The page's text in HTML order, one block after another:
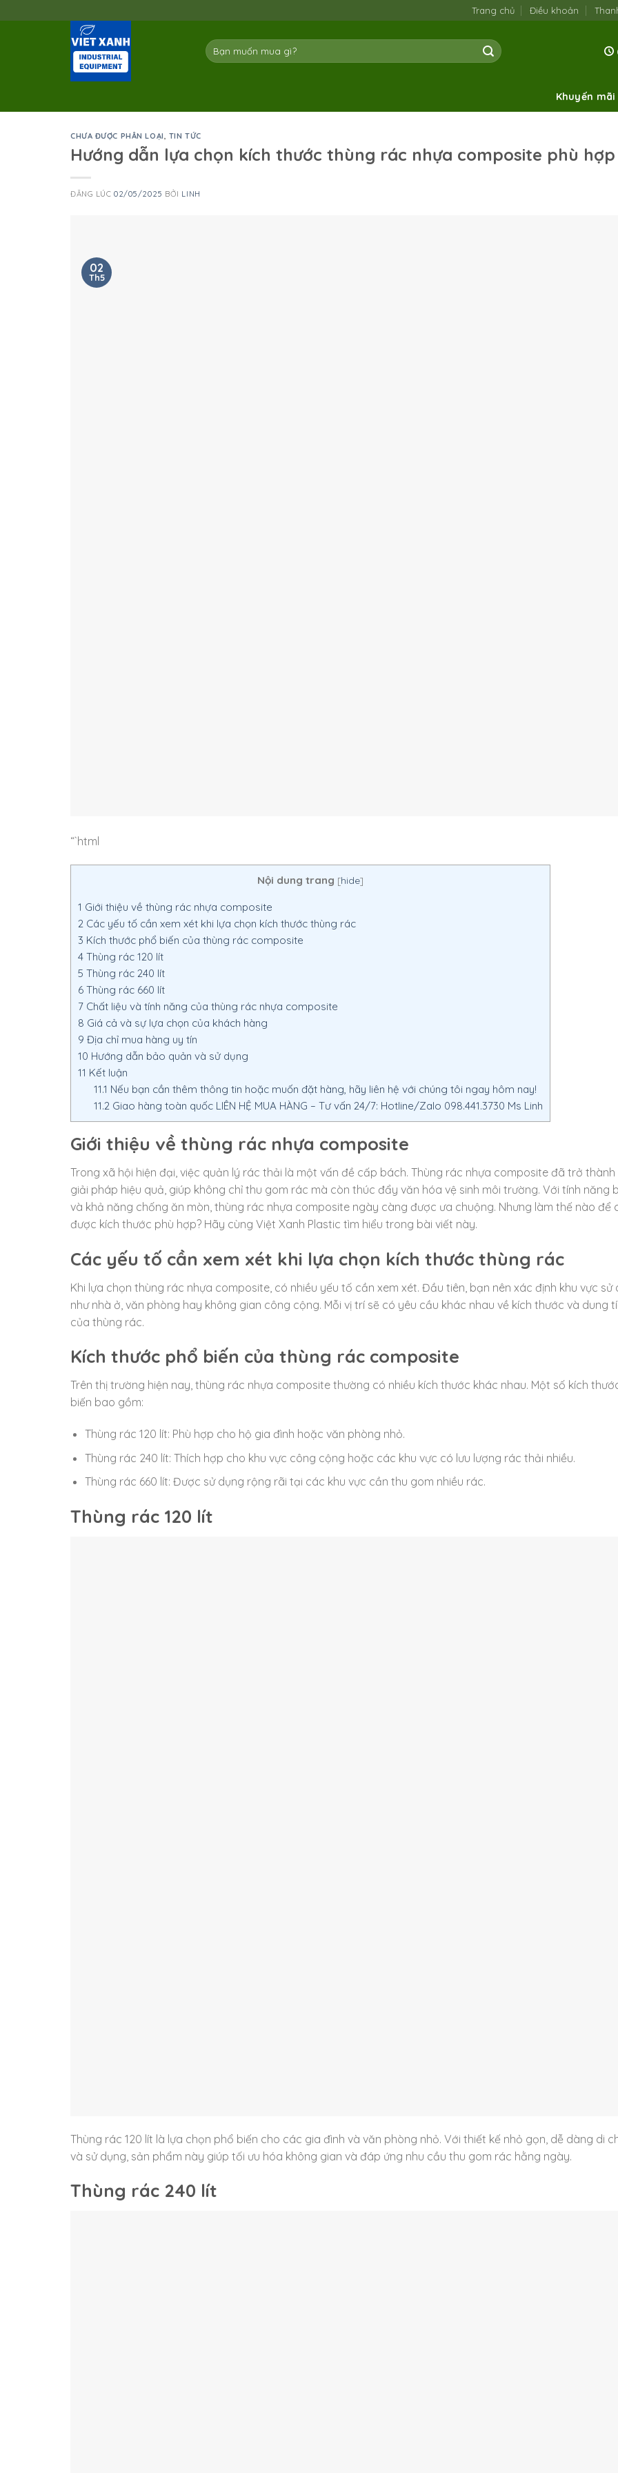
to
Trang chủ Điều khoản
Tìm
kiếm:
Khuyến mãi
CHƯA ĐƯỢC PHÂN LOẠI, TIN TỨC
Hướng dẫn lựa chọn kích thước thùng rác nhựa composite phù hợp
ĐĂNG LÚC02/05/2025 BỞI LINH
02
Th5
“`html
Nội dung trang [hide]
1 Giới thiệu về thùng rác nhựa composite
2 Các yếu tố cần xem xét khi lựa chọn kích thước thùng rác
3 Kích thước phổ biến của thùng rác composite
4 Thùng rác 120 lít
5 Thùng rác 240 lít
6 Thùng rác 660 lít
7 Chất liệu và tính năng của thùng rác nhựa composite
8 Giá cả và sự lựa chọn của khách hàng
9 Địa chỉ mua hàng uy tín
10 Hướng dẫn bảo quản và sử dụng
11 Kết luận
11.1 Nếu bạn cần thêm thông tin hoặc muốn đặt hàng, hãy liên hệ với chúng tôi ngay hôm nay!
11.2Giao hàng toàn quốc LIÊN HỆ MUA HÀNG – Tư vấn 24/7: Hotline/Zalo 098.441.3730 Ms Linh
Giới thiệu về thùng rác nhựa composite
Trong xã hội hiện đại, việc quản lý rác thải là một vấn đề cấp bách. Thùng rác nhựa composite đã trở
giải pháp hiệu quả, giúp không chỉ thu gom rác mà còn thúc đẩy văn hóa vệ sinh môi trường. Với tính năng
và khả năng chống ăn mòn, thùng rác nhựa composite ngày càng được ưa chuộng. Nhưng làm thế nào để
được kích thước phù hợp? Hãy cùng Việt Xanh Plastic tìm hiểu trong bài viết này.
Các yếu tố cần xem xét khi lựa chọn kích thước thùng rác
Khi lựa chọn thùng rác nhựa composite, có nhiều yếu tố cần xem xét. Đầu tiên, bạn nên xác định khu vực sử
như nhà ở, văn phòng hay không gian công cộng. Mỗi vị trí sẽ có yêu cầu khác nhau về kích thước và dung
của thùng rác.
Kích thước phổ biến của thùng rác composite
Trên thị trường hiện nay, thùng rác nhựa composite thường có nhiều kích thước khác nhau. Một số kích
biến bao gồm:
Thùng rác 120 lít: Phù hợp cho hộ gia đình hoặc văn phòng nhỏ.
Thùng rác 240 lít: Thích hợp cho khu vực công cộng hoặc các khu vực có lưu lượng rác thải nhiều.
Thùng rác 660 lít: Được sử dụng rộng rãi tại các khu vực cần thu gom nhiều rác.
Thùng rác 120 lít
Thùng rác 120 lít là lựa chọn phổ biến cho các gia đình và văn phòng nhỏ. Với thiết kế nhỏ gọn, dễ dàng di
và sử dụng, sản phẩm này giúp tối ưu hóa không gian và đáp ứng nhu cầu thu gom rác hằng ngày.
Thùng rác 240 lít